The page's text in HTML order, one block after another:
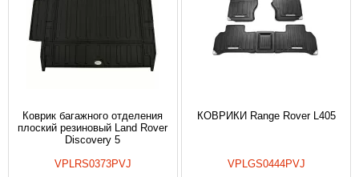
Коврик багажного отделения
плоский резиновый Land Rover
Discovery 5
VPLRS0373PVJ
КОВРИКИ Range Rover L405
VPLGS0444PVJ